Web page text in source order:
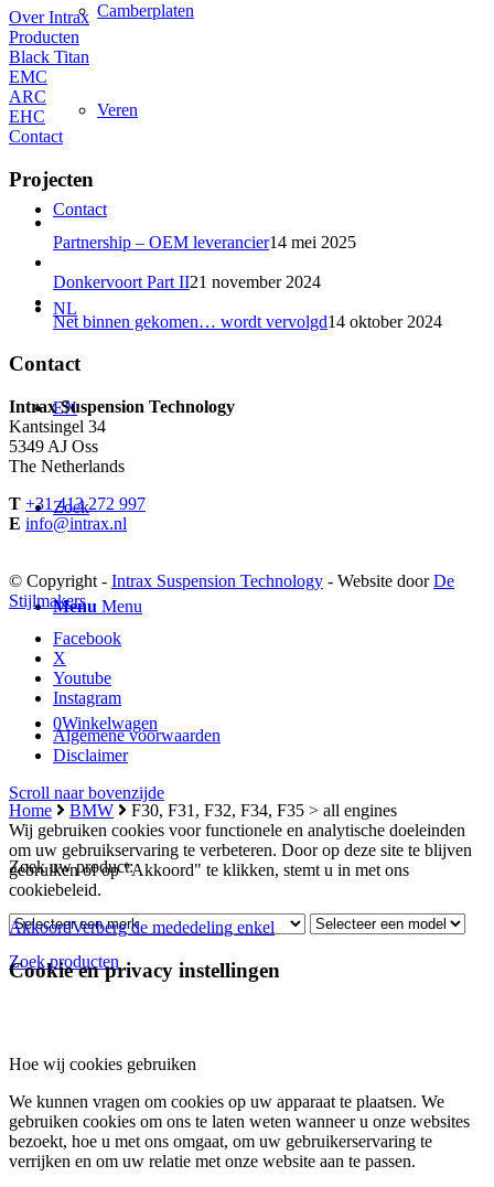
Camberplaten
Veren
Contact
NL
EN
Zoek
Menu Menu
0Winkelwagen
Home BMW F30, F31, F32, F34, F35 > all engines
Zoek uw product:
Zoek producten
Over Intrax
Producten
Black Titan
EMC
ARC
EHC
Contact
Projecten
Partnership – OEM leverancier14 mei 2025
Donkervoort Part II21 november 2024
Net binnen gekomen… wordt vervolgd14 oktober 2024
Contact
Intrax Suspension Technology
Kantsingel 34
5349 AJ Oss
The Netherlands
T +31 413 272 997
E info@intrax.nl
© Copyright - Intrax Suspension Technology - Website doorDe
Stijlmakers
Facebook
X
Youtube
Instagram
Algemene voorwaarden
Disclaimer
Scroll naar bovenzijde
Wij gebruiken cookies voor functionele en analytische doeleinden
om uw gebruikservaring te verbeteren. Door op deze site te blijven
gebruiken of op "Akkoord" te klikken, stemt u in met ons
cookiebeleid.
AkkoordVerberg de mededeling enkel
Cookie en privacy instellingen
Hoe wij cookies gebruiken
We kunnen vragen om cookies op uw apparaat te plaatsen. We
gebruiken cookies om ons te laten weten wanneer u onze websites
bezoekt, hoe u met ons omgaat, om uw gebruikerservaring te
verrijken en om uw relatie met onze website aan te passen.